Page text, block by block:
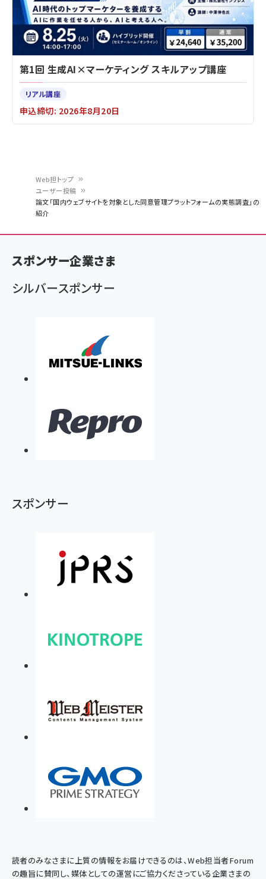
く
ず
Web担トップ
ユーザー投稿
論文「国内ウェブサイトを対象とした同意管理プラットフォームの実態調査」の
紹介
第1回 生成AI×マーケティング スキルアップ講座
リアル講座
申込締切: 2026年8月20日
スポンサー企業さま
シルバースポンサー
スポンサー
読者のみなさまに上質の情報をお届けできるのは、Web担当者Forum
の趣旨に賛同し、媒体としての運営にご協力くださっている企業さまの